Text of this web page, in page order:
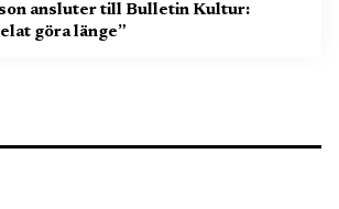
ansluter till Bulletin Kultur:
göra länge”